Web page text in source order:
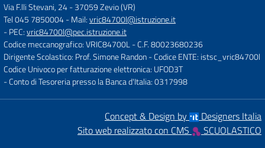
Via F.lli Stevani, 24-37059 Zevio (VR)
Tel 045 7850004- Mail:vric84700l@istruzione.it
- PEC:vric84700l@pec.istruzione.it
Codice meccanografico: VRIC84700L- C.F. 80023680236
Dirigente Scolastico: Prof. Simone Randon- Codice ENTE: istsc_vric84700l
Codice Univoco per fatturazione elettronica: UFOD3T
- Conto di Tesoreria presso la Banca d'Italia: 0317998
Concept & Design by
Designers Italia
Sito web realizzato con CMS
SCUOLASTICO